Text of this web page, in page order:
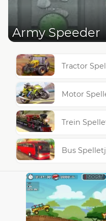
Army Speeder
Tractor
Motor
Trein
Bus